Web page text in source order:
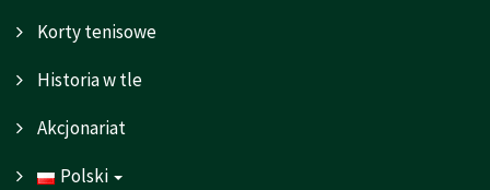
Korty tenisowe
Historia w tle
Akcjonariat
Polski